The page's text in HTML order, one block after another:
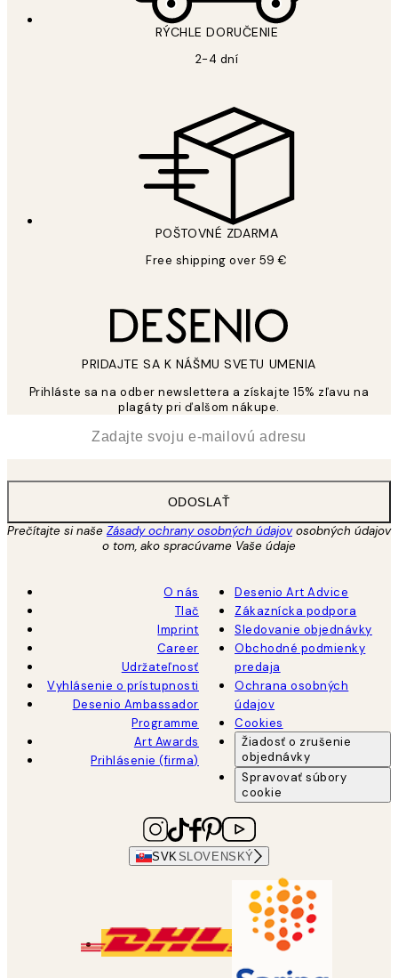
RÝCHLE DORUČENIE
2-4 dní
POŠTOVNÉ ZDARMA
Free shipping over 59 €
PRIDAJTE SA K NÁŠMU SVETU UMENIA
Prihláste sa na odber newslettera a získajte 15% zľavu na
plagáty pri ďalšom nákupe.
ODOSLAŤ
Prečítajte si naše Zásady ochrany osobných údajovosobných údajov
o tom, ako spracúvame Vaše údaje
O nás
Tlač
Imprint
Career
Udržateľnosť
Vyhlásenie o prístupnosti
Desenio Ambassador
Programme
Art Awards
Prihlásenie (firma)
Desenio Art Advice
Zákaznícka podpora
Sledovanie objednávky
Obchodné podmienky
predaja
Ochrana osobných
údajov
Cookies
Žiadosť o zrušenie
objednávky
Spravovať súbory
cookie
SVK SLOVENSKÝ